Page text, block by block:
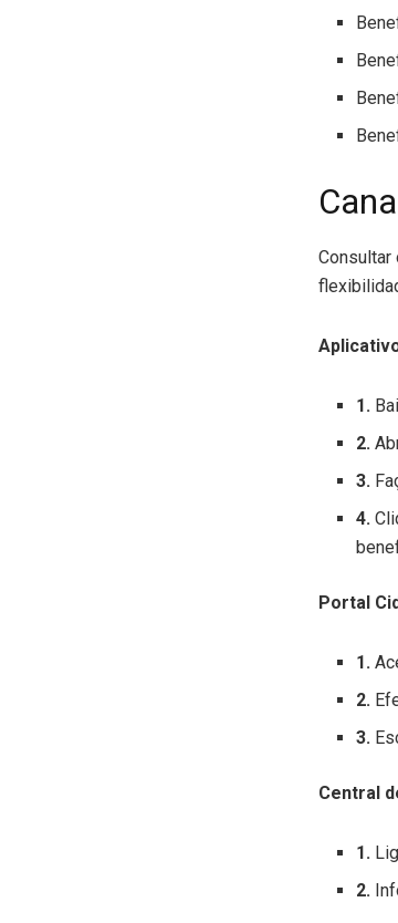
Consultar
1.
2.
3.
4.
Portal
1.
2.
3.
Central
1.
2.